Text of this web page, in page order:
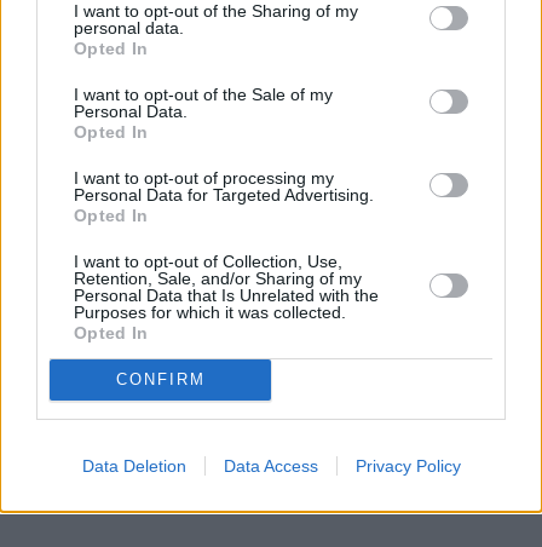
I want to opt-out of the Sharing of my
personal data.
Opted In
I want to opt-out of the Sale of my
Personal Data.
Opted In
I want to opt-out of processing my
Personal Data for Targeted Advertising.
Opted In
I want to opt-out of Collection, Use,
Retention, Sale, and/or Sharing of my
Personal Data that Is Unrelated with the
Purposes for which it was collected.
Opted In
CONFIRM
Data Deletion Data Access Privacy Policy
symulacji, ale my w niej zostaniemy. Na wieczność.
Piekło Dantego czy tortury CIA w Guantanamo to
pikuś w porównaniu z tym, co nam może
zaserwować psychopatyczny programista. A co jeśli
coś się zawiesi, popsuje lub zawirusuje... Trzeba
zawczasu wylogować się z tego świata!